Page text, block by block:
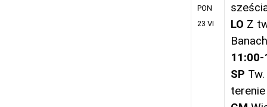
PON
23 VI
LO Z
SP
terenie